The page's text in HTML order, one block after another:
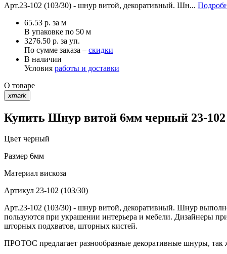
Арт.23-102 (103/30) - шнур витой, декоративный. Шн...
65.53 р. за м
В упаковке по 50 м
3276.50 р. за уп.
По сумме заказа – скидки
В наличии
Условия работы и доставки
О товаре
xmark
Купить Шнур витой 6мм черный 23-102
Цвет черный
Размер 6мм
Материал вискоза
Артикул 23-102 (103/30)
Арт.23-102 (103/30) - шнур витой, декоративный. Шнур
пользуются при украшении интерьера и мебели. Дизайнеры
шторных подхватов, шторных кистей.
ПРОТОС предлагает разнообразные декоративные шнуры, так